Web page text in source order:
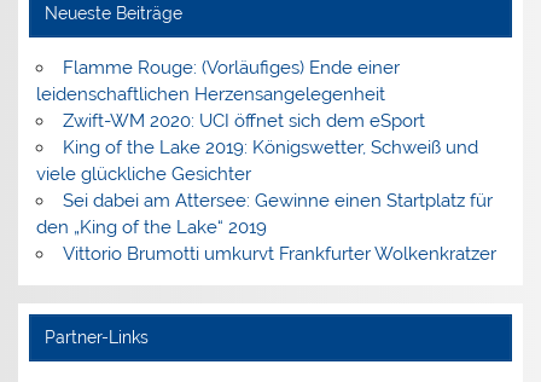
Neueste Beiträge
Flamme Rouge: (Vorläufiges) Ende einer
leidenschaftlichen Herzensangelegenheit
Zwift-WM 2020: UCI öffnet sich dem eSport
King of the Lake 2019: Königswetter, Schweiß und
viele glückliche Gesichter
Sei dabei am Attersee: Gewinne einen Startplatz für
den „King of the Lake“ 2019
Vittorio Brumotti umkurvt Frankfurter Wolkenkratzer
Partner-Links